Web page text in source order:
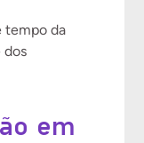
tempo da
dos
em